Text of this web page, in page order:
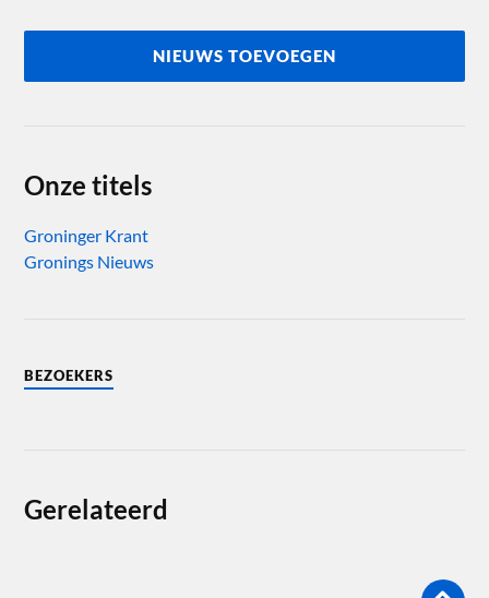
NIEUWS TOEVOEGEN
Onze titels
Groninger Krant
Gronings Nieuws
BEZOEKERS
Gerelateerd